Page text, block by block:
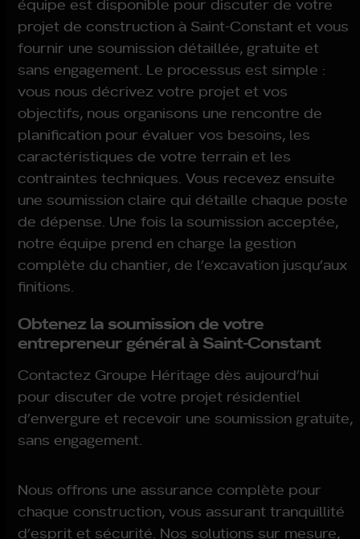
équipe est disponible pour discuter de votre
projet de construction à Saint-Constant et vous
fournir une soumission détaillée, gratuite et
sans engagement. Le processus est simple :
vous nous décrivez votre projet et vos
objectifs, nous organisons une rencontre de
planification pour évaluer vos besoins, les
caractéristiques de votre terrain et les
contraintes techniques. Vous recevez ensuite
une soumission claire qui détaille chaque poste
de dépense. Une fois la soumission acceptée,
notre équipe prend en charge la gestion
complète du chantier, de l’excavation jusqu’aux
finitions.
Obtenez la soumission de votre
entrepreneur général à Saint-Constant
Contactez Groupe Héritage dès aujourd’hui
pour discuter de votre projet résidentiel
d’envergure et recevoir une soumission gratuite,
sans engagement.
Nous offrons une assurance complète pour
chaque construction, vous assurant tranquillité
d’esprit et sécurité. Nos solutions sur mesure,